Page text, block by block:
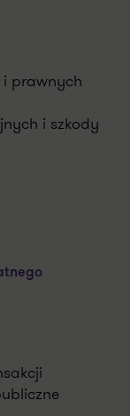
prawnych
i szkody